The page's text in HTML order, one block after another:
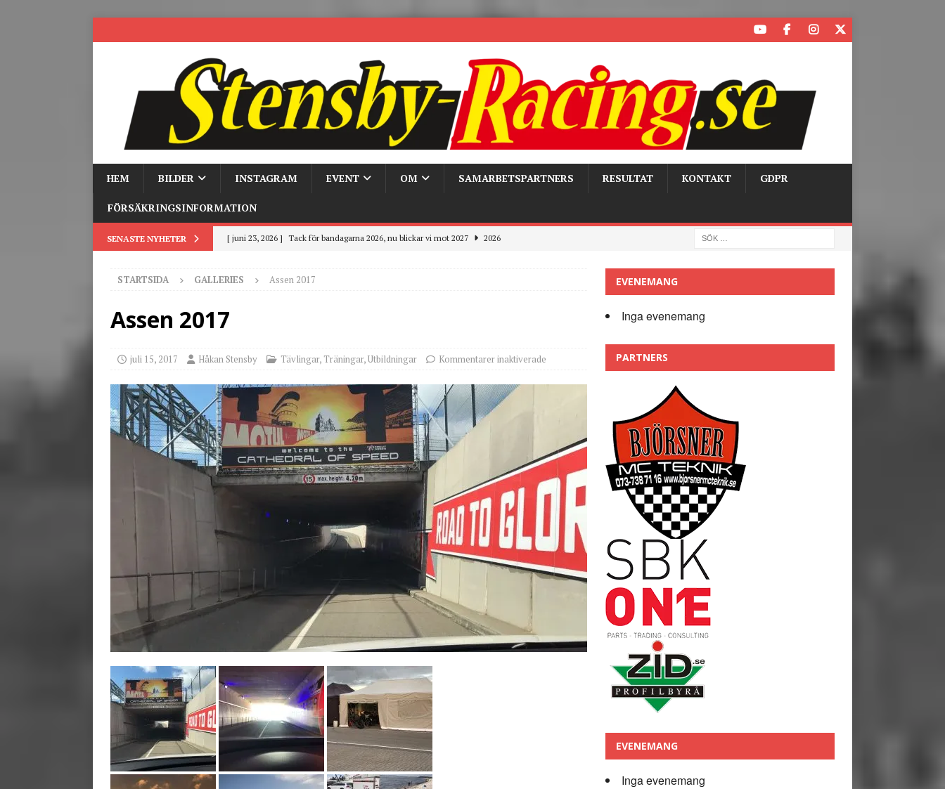
HEM BILDER INSTAGRAM EVENT OM SAMARBETSPARTNERS RESULTAT KONTAKT GDPR
FÖRSÄKRINGSINFORMATION
SENASTE NYHETER [ juni 3, 2026 ] Stensby Trackdays 2026 Fullbokat – tack för ert stora intresse!
[ mars 9, 2026 ] Trackdays och Pirelli – detta hände verkligen!
STARTSIDA GALLERIES Assen 2017
Assen 2017
juli 15, 2017 Håkan Stensby Tävlingar, Träningar,Utbildningar Kommentarer inaktiverade
EVENEMANG
Inga evenemang
PARTNERS
EVENEMANG
Inga evenemang